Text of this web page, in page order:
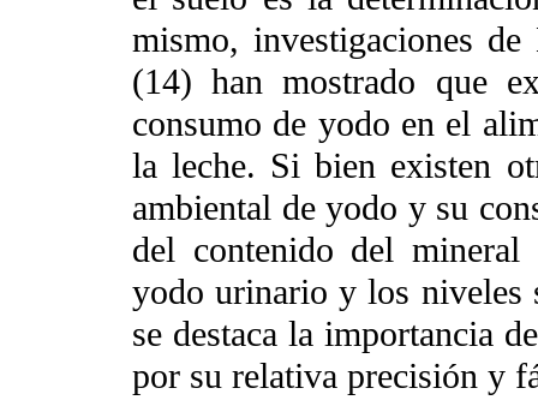
mismo, investigaciones
(14) han mostrado que
consumo de yodo en el
la leche. Si bien existen
ambiental de yodo y su
del contenido del
yodo urinario y los niveles
se destaca la importancia
por su relativa precisión y